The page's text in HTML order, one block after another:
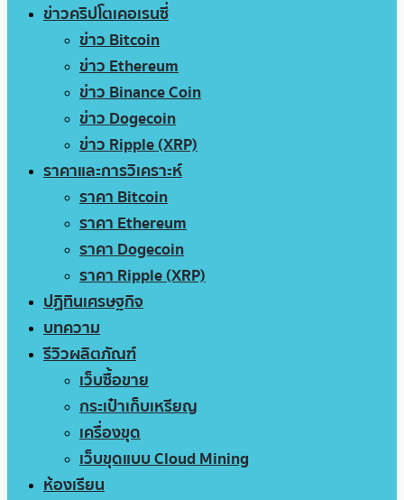
ข่าวคริปโตเคอเรนซี่
ข่าว Bitcoin
ข่าว Ethereum
ข่าว Binance Coin
ข่าว Dogecoin
ข่าว Ripple (XRP)
ราคาและการวิเคราะห์
ราคา Bitcoin
ราคา Ethereum
ราคา Dogecoin
ราคา Ripple (XRP)
ปฏิทินเศรษฐกิจ
บทความ
รีวิวผลิตภัณฑ์
เว็บซื้อขาย
กระเป๋าเก็บเหรียญ
เครื่องขุด
เว็บขุดแบบ Cloud Mining
ห้องเรียน